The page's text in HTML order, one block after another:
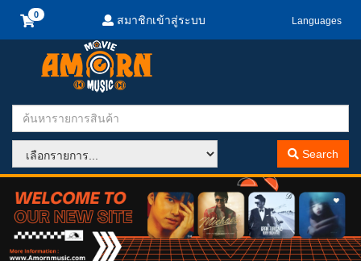
สมาชิกเข้าสู่ระบบ Languages
Search